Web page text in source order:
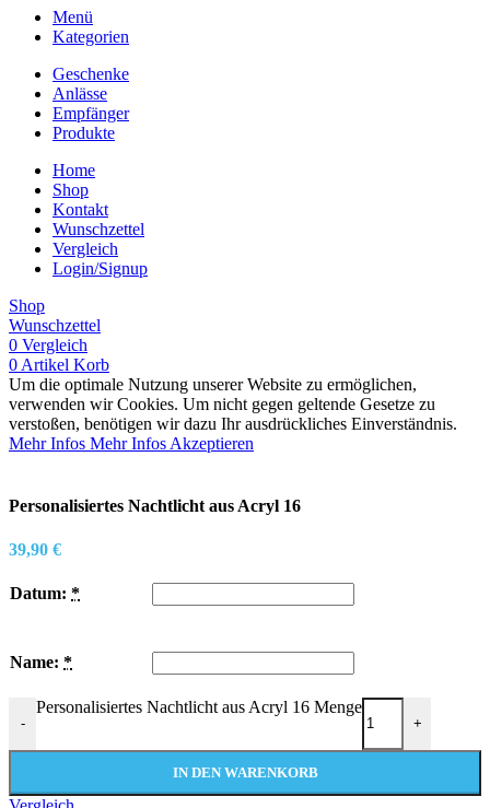
Menü
Kategorien
Geschenke
Anlässe
Empfänger
Produkte
Home
Shop
Kontakt
Wunschzettel
Vergleich
Login/Signup
Shop
Wunschzettel
0 Vergleich
0 Artikel Korb
Um die optimale Nutzung unserer Website zu ermöglichen,
verwenden wir Cookies. Um nicht gegen geltende Gesetze zu
verstoßen, benötigen wir dazu Ihr ausdrückliches Einverständnis.
Mehr Infos Mehr Infos Akzeptieren
Personalisiertes Nachtlicht aus Acryl 16
39,90 €
Datum: *
Name: *
-
Personalisiertes Nachtlicht aus Acryl 16 Menge
+
IN DEN WARENKORB